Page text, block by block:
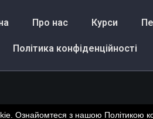
Про нас Курси
Політика конфіденційності
Ознайомтеся з нашою Політикою